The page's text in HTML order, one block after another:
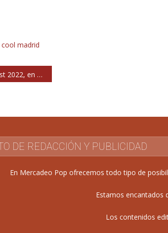
madrid
en Riazor (A Coruña)
DE REDACCIÓN Y PUBLICIDAD
En Mercadeo Pop ofrecemos todo tipo de
Estamos encantados
Los contenidos